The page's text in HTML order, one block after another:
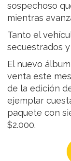
sospechoso
mientras
Tanto el
secuestrados
El nuevo
venta este
de la edición
ejemplar
paquete con
$2.000.